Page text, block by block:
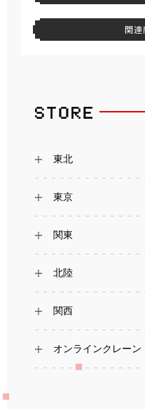
関連
東北
東京
関東
北陸
関西
オンラインクレーン